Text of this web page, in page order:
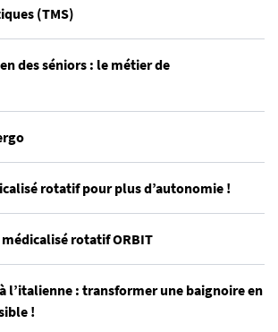
(TMS)
des séniors : le métier de
rotatif pour plus d’autonomie !
rotatif ORBIT
l’italienne : transformer une baignoire en
!